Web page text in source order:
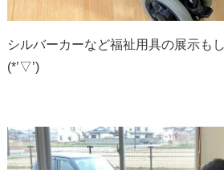
シルバーカーなど福祉用具の展示も
(*’▽’)